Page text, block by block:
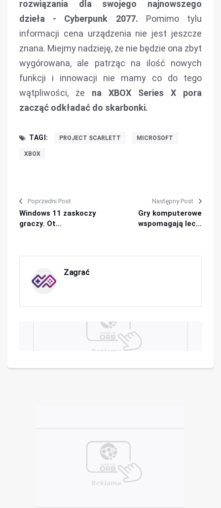
rozwiązania dla swojego najnowszego
dzieła - Cyberpunk 2077. Pomimo tylu
informacji cena urządzenia nie jest jeszcze
znana. Miejmy nadzieję, że nie będzie ona zbyt
wygórowana, ale patrząc na ilość nowych
funkcji i innowacji nie mamy co do tego
wątpliwości, że na XBOX Series X pora
zacząć odkładać do skarbonki.
TAGI: PROJECT SCARLETT MICROSOFT
XBOX
Poprzedni Post
Windows 11 zaskoczy
graczy. Ot...
Następny Post
Gry komputerowe
wspomagają lec...
Zagrać